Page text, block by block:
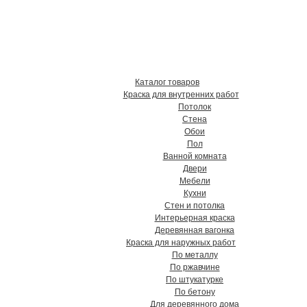
Каталог товаров
Краска для внутренних работ
Потолок
Стена
Обои
Пол
Ванной комната
Двери
Мебели
Кухни
Стен и потолка
Интерьерная краска
Деревянная вагонка
Краска для наружных работ
По металлу
По ржавчине
По штукатурке
По бетону
Для деревянного дома